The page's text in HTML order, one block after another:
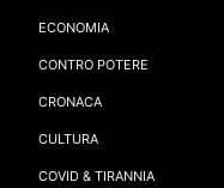
ECONOMIA
CONTRO POTERE
CRONACA
CULTURA
COVID & TIRANNIA